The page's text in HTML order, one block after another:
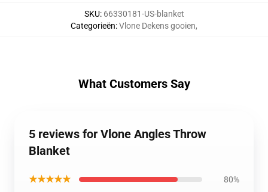
SKU: 66330181-US-blanket
Categorieën:Vlone Dekens gooien,
What Customers Say
5 reviews for Vlone Angles Throw
Blanket
★★★★★ 80%